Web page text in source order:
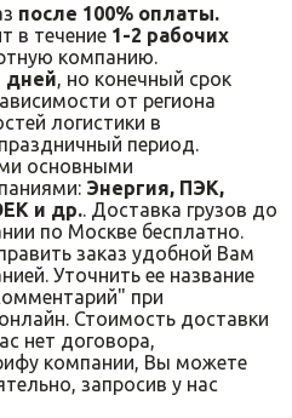
после 100% оплаты.
в течение 1-2 рабочих
компанию.
дней , но конечный срок
от региона
логистики в
период.
основными
Энергия, ПЭК,
и др. . Доставка грузов до
по Москве бесплатно.
заказ удобной Вам
Уточнить ее название
при
Стоимость доставки
нет договора,
компании, Вы можете
запросив у нас